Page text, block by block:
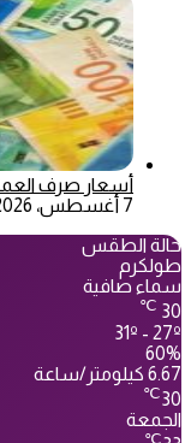
أسعار صرف
7 أغسطس، 2026
حالة الطقس
طولكرم
سماء صافية
30
℃
31º - 27º
60%
6.67 كيلومتر/ساعة
30
℃
الجمعة
℃